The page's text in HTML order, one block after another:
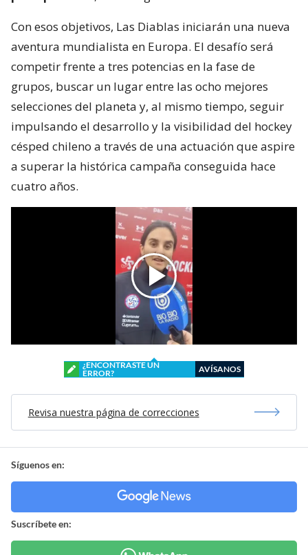
Con esos objetivos, Las Diablas iniciarán una nueva
aventura mundialista en Europa. El desafío será
competir frente a tres potencias en la fase de
grupos, buscar un lugar entre las ocho mejores
selecciones del planeta y, al mismo tiempo, seguir
impulsando el desarrollo y la visibilidad del hockey
césped chileno a través de una actuación que aspire
a superar la histórica campaña conseguida hace
cuatro años.
¿ENCONTRASTE UN
ERROR?
AVÍSANOS
Revisa nuestra página de correcciones
Síguenos en:
Suscríbete en: